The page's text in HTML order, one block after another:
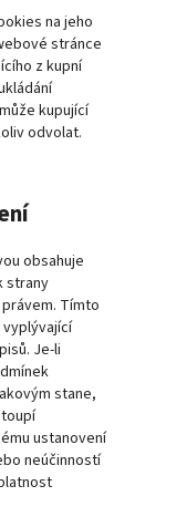
na jeho
stránce
z kupní
kupující
odvolat.
obsahuje
strany
Tímto
Je-li
stane,
ustanovení
neúčinností